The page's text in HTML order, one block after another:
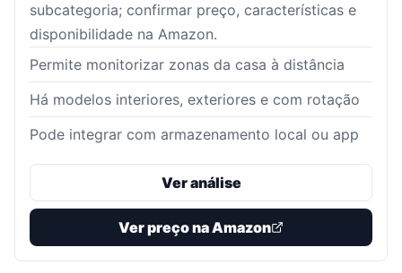
subcategoria; confirmar preço, características e
disponibilidade na Amazon.
Permite monitorizar zonas da casa à distância
Há modelos interiores, exteriores e com rotação
Pode integrar com armazenamento local ou app
Ver análise
Ver preço na Amazon